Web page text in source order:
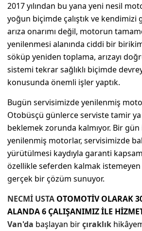
2017 yılından bu yana yeni nesil
yoğun biçimde çalıştık ve kendimizi
arıza onarımı değil, motorun
yenilenmesi alanında ciddi bir
söküp yeniden toplama, arızayı
sistemi tekrar sağlıklı biçimde
konusunda önemli işler yaptık.
Bugün servisimizde yenilenmiş
Otobüsçü günlerce serviste tamir
beklemek zorunda kalmıyor. Bir gün
yenilenmiş motorlar, servisimizde
yürütülmesi kaydıyla garanti
özellikle seferden kalmak
gerçek bir çözüm sunuyor.
NECMİ USTA OTOMOTİV OLARAK
ALANDA 6 ÇALIŞANIMIZ İLE
Van'da başlayan birçıraklık